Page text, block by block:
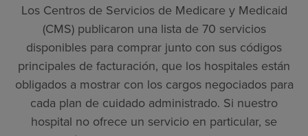
Los Centros de Servicios de Medicare y Medicaid
(CMS) publicaron una lista de 70 servicios
disponibles para comprar junto con sus códigos
principales de facturación, que los hospitales están
obligados a mostrar con los cargos negociados para
cada plan de cuidado administrado. Si nuestro
hospital no ofrece un servicio en particular, se